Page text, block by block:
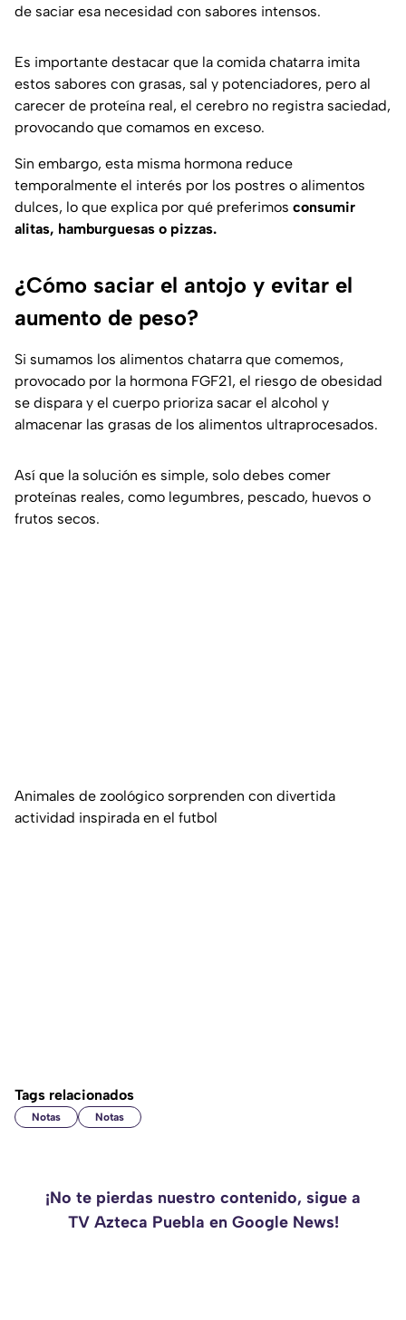
de saciar esa necesidad con sabores intensos.
Es importante destacar que la comida chatarra imita
estos sabores con grasas, sal y potenciadores, pero al
carecer de proteína real, el cerebro no registra saciedad,
provocando que comamos en exceso.
Sin embargo, esta misma hormona reduce
temporalmente el interés por los postres o alimentos
dulces, lo que explica por qué preferimos consumir
alitas, hamburguesas o pizzas.
¿Cómo saciar el antojo y evitar el
aumento de peso?
Si sumamos los alimentos chatarra que comemos,
provocado por la hormona FGF21, el riesgo de obesidad
se dispara y el cuerpo prioriza sacar el alcohol y
almacenar las grasas de los alimentos ultraprocesados.
Así que la solución es simple, solo debes comer
proteínas reales, como legumbres, pescado, huevos o
frutos secos.
Animales de zoológico sorprenden con divertida
actividad inspirada en el futbol
Tags relacionados
Notas Notas
¡No te pierdas nuestro contenido, sigue a
TV Azteca Puebla en Google News!